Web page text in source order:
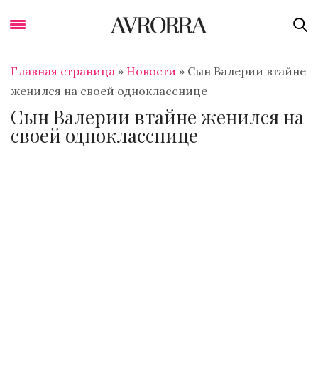
Главная страница » Новости » Сын Валерии втайне
женился на своей однокласснице
Сын Валерии втайне женился на
своей однокласснице